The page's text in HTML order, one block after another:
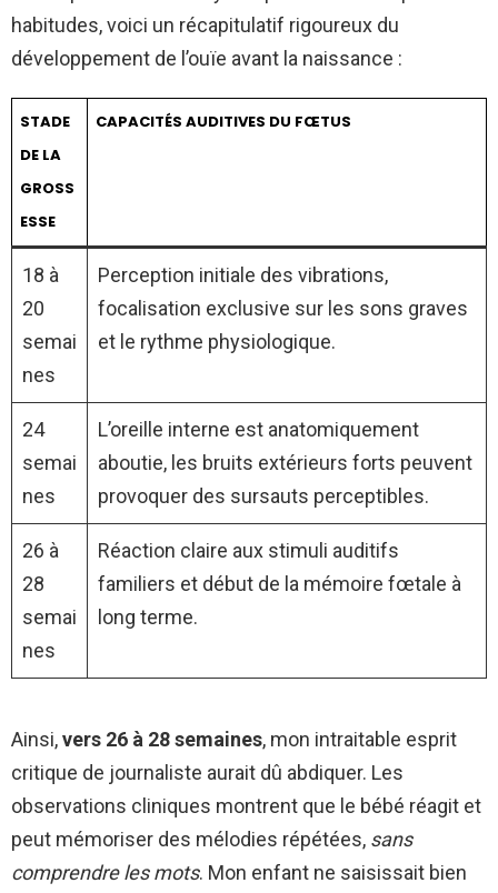
habitudes, voici un récapitulatif rigoureux du
développement de l’ouïe avant la naissance :
STADE
DE LA
GROSS
ESSE
CAPACITÉS AUDITIVES DU FŒTUS
18 à
20
semai
nes
Perception initiale des vibrations,
focalisation exclusive sur les sons graves
et le rythme physiologique.
24
semai
nes
L’oreille interne est anatomiquement
aboutie, les bruits extérieurs forts peuvent
provoquer des sursauts perceptibles.
26 à
28
semai
nes
Réaction claire aux stimuli auditifs
familiers et début de la mémoire fœtale à
long terme.
Ainsi,vers 26 à 28 semaines, mon intraitable esprit
critique de journaliste aurait dû abdiquer. Les
observations cliniques montrent que le bébé réagit et
peut mémoriser des mélodies répétées, sans
comprendre les mots. Mon enfant ne saisissait bien